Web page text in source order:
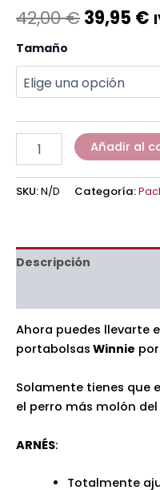
42,00€39,95 €
Tamaño
Añadir al
SKU:N/D Categoría:
Descripción
Ahora puedes llevarte
portabolsas Winnie
Solamente tienes que
el perro más molón
ARNÉS:
Totalmente